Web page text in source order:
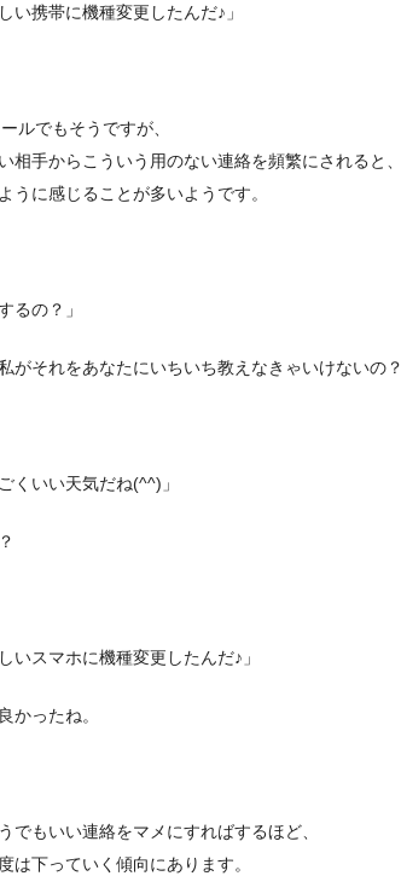
い携帯に機種変更したんだ♪」
ルでもそうですが、
相手からこういう用のない連絡を頻繁にされると、
うに感じることが多いようです。
るの？」
それをあなたにいちいち教えなきゃいけないの？
くいい天気だね(^^)」
いスマホに機種変更したんだ♪」
ったね。
でもいい連絡をマメにすればするほど、
は下っていく傾向にあります。